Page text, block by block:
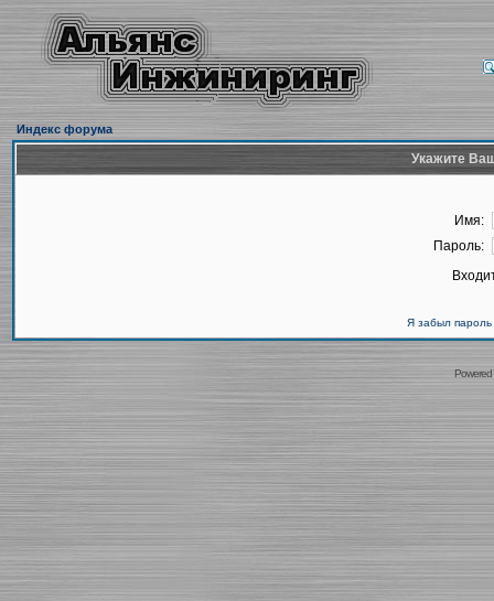
Индекс форума
Укажите
Имя:
Пароль:
Я забыл пароль